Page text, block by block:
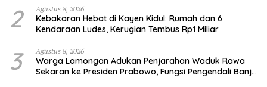
2 Agustus 8, 2026
Kebakaran Hebat di Kayen Kidul: Rumah dan 6
Kendaraan Ludes, Kerugian Tembus Rp1 Miliar
3 Agustus 8, 2026
Warga Lamongan Adukan Penjarahan Waduk Rawa
Sekaran ke Presiden Prabowo, Fungsi Pengendali Banjir